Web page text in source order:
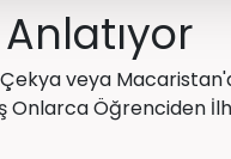
Anlatıyor
Çekya veya
Onlarca Öğrenciden